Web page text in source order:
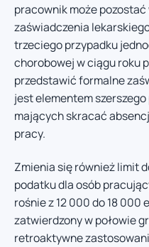
pracownik może
zaświadczenia
trzeciego przypadku
chorobowej w ciągu roku
przedstawić formalne
jest elementem
mających skracać
pracy.
Zmienia się również limit
podatku dla osób
rośnie z 12 000 do 18 000
zatwierdzony w połowie
retroaktywne